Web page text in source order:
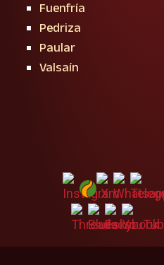
Fuenfría
Pedriza
Paular
Valsaín